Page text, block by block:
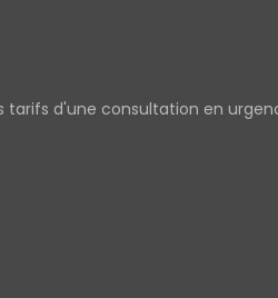
tarifs d'une consultation en